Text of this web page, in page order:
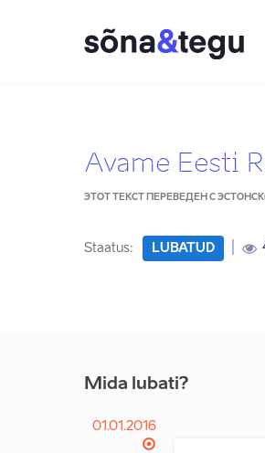
Avame Eesti
ЭТОТ ТЕКСТ ПЕРЕВЕДЕН С
Staatus: LUBATUD
Mida lubati?
01.01.2016